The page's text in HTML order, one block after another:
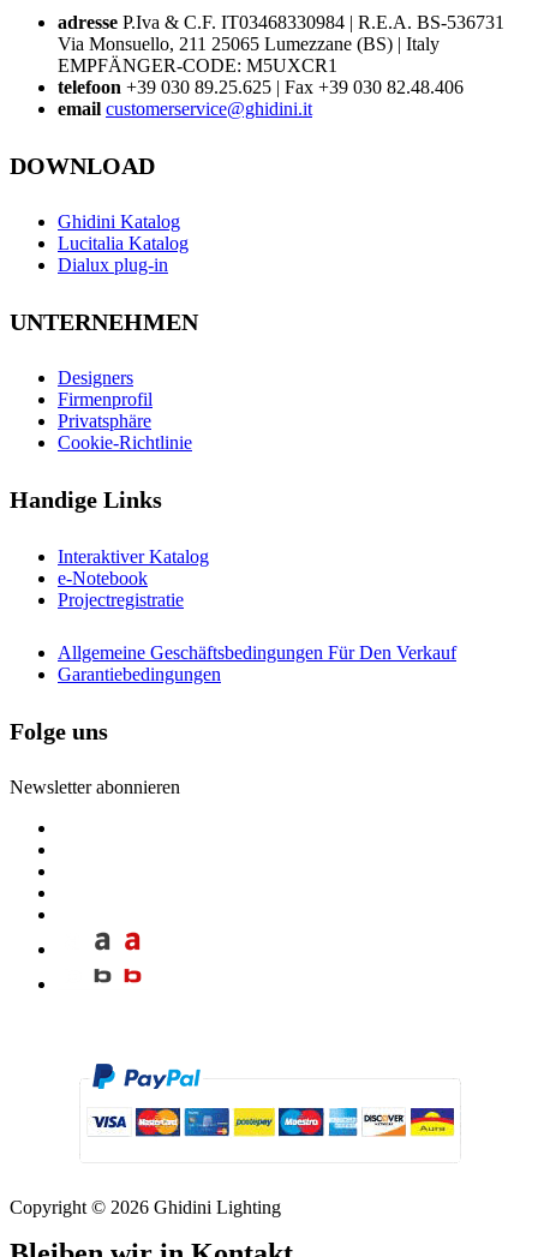
adresse P.Iva & C.F. IT03468330984 | R.E.A. BS-536731
Via Monsuello, 211 25065 Lumezzane (BS) | Italy
EMPFÄNGER-CODE: M5UXCR1
telefoon +39 030 89.25.625 | Fax +39 030 82.48.406
email customerservice@ghidini.it
DOWNLOAD
Ghidini Katalog
Lucitalia Katalog
Dialux plug-in
UNTERNEHMEN
Designers
Firmenprofil
Privatsphäre
Cookie-Richtlinie
Handige Links
Interaktiver Katalog
e-Notebook
Projectregistratie
Allgemeine Geschäftsbedingungen Für Den Verkauf
Garantiebedingungen
Folge uns
Newsletter abonnieren
Copyright © 2026 Ghidini Lighting